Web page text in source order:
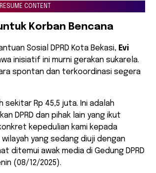
CONTENT
Korban Bencana
Sosial DPRD Kota Bekasi, Evi
inisiatif ini murni gerakan sukarela.
spontan dan terkoordinasi segera
sekitar Rp 45,5 juta. Ini adalah
DPRD dan pihak lain yang ikut
kepedulian kami kepada
yang sedang diuji dengan
ditemui awak media di Gedung DPRD
(08/12/2025).